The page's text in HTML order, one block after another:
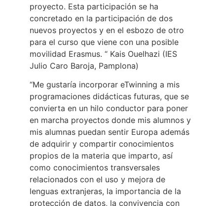
proyecto. Esta participación se ha
concretado en la participación de dos
nuevos proyectos y en el esbozo de otro
para el curso que viene con una posible
movilidad Erasmus. “ Kais Ouelhazi (IES
Julio Caro Baroja, Pamplona)
“Me gustaría incorporar eTwinning a mis
programaciones didácticas futuras, que se
convierta en un hilo conductor para poner
en marcha proyectos donde mis alumnos y
mis alumnas puedan sentir Europa además
de adquirir y compartir conocimientos
propios de la materia que imparto, así
como conocimientos transversales
relacionados con el uso y mejora de
lenguas extranjeras, la importancia de la
protección de datos, la convivencia con